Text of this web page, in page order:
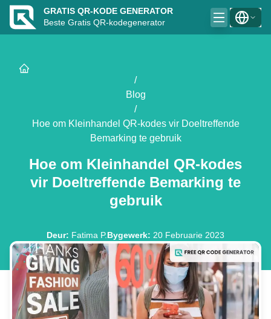
GRATIS QR-KODE GENERATOR
Beste Gratis QR-kodegenerator
/
Blog
/
Hoe om Kleinhandel QR-kodes vir Doeltreffende
Bemarking te gebruik
Hoe om Kleinhandel QR-kodes
vir Doeltreffende Bemarking te
gebruik
Deur: Fatima P.Bygewerk: 20 Februarie 2023